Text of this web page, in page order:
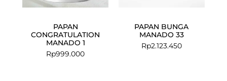
PAPAN
CONGRATULATION
MANADO 1
Rp999.000
PAPAN BUNGA
MANADO 33
Rp2.123.450